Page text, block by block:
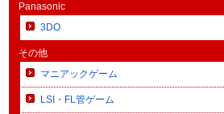
Panasonic
3DO
その他
マニアックゲーム
LSI・FL管ゲーム